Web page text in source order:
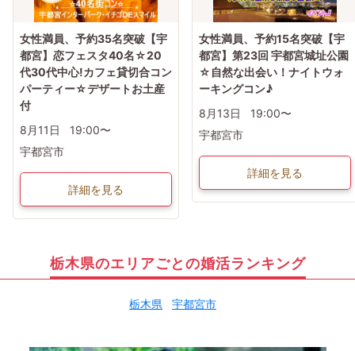
女性満員、予約35名突破【宇
都宮】恋フェスタ40名☆20
代30代中心!カフェ貸切合コン
パーティー☆デザートお土産
付
8月11日
19:00〜
宇都宮市
詳細を見る
女性満員、予約15名突破【宇
都宮】第23回 宇都宮城址公園
☆自然な出会い！ナイトウォ
ーキングコン♪
8月13日
19:00〜
宇都宮市
詳細を見る
栃木県のエリアごとの婚活ランキング
栃木県 宇都宮市